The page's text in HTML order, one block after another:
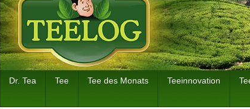
Dr. Tea Tee Tee des Monats Teeinnovation